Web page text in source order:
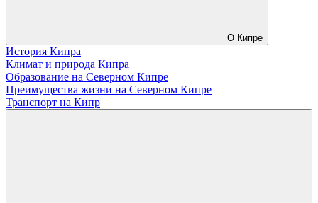
О Кипре
История Кипра
Климат и природа Кипра
Образование на Северном Кипре
Преимущества жизни на Северном Кипре
Транспорт на Кипр